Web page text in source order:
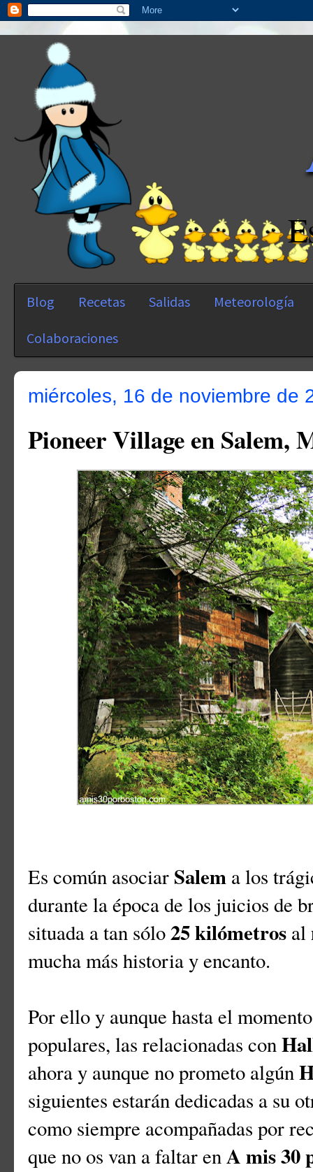
Blog Recetas Salidas Meteorología
Colaboraciones
miércoles, 16 de noviembre de
Pioneer Village en Salem,
Es común asociar Salem a los
durante la época de los juicios de
situada a tan sólo25 kilómetros al
mucha más historia y encanto.
Por ello y aunque hasta el
populares, las relacionadas con
ahora y aunque no prometo algún
siguientes estarán dedicadas a su
como siempre acompañadas por
que no os van a faltar enA mis 30